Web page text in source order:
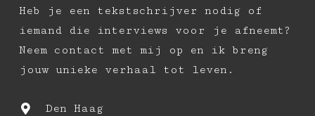
Heb je een tekstschrijver nodig of
iemand die interviews voor je afneemt?
Neem contact met mij op en ik breng
jouw unieke verhaal tot leven.
Den Haag